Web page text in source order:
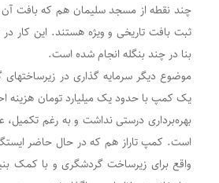
چند نقطه از مسجد سلیمان هم که بافت
ثبت بافت تاریخی و ویژه هستند. این کار
بنا در چند بنگله انجام شده است.
موضوع دیگر سرمایه گذاری در
یک کمپ با حدود یک میلیارد تومان هزینه
بهره‌برداری درستی نداشت و به رغم تکمیل،
است. کمپ تاراز هم که در حال حاضر
واقع برای زیرساخت گردشگری و با کمک